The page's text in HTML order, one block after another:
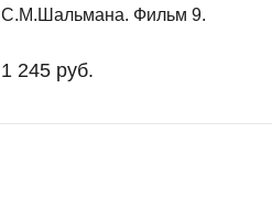
С.М.Шальмана. Фильм 9.
1 245 руб.